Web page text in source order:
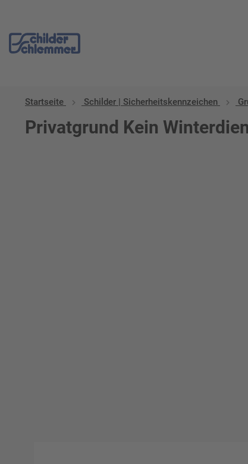
Startseite Schilder | Sicherheitskennzeichen
Privatgrund Kein